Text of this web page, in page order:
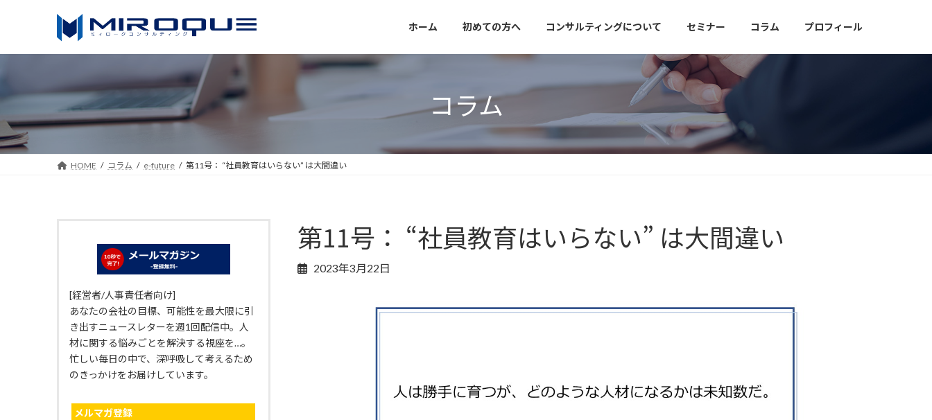
へ
ス
キ
ッ
ョ
ン
に
移
ホーム 初めての方へ コンサルティングについて セミナー コラム プロフィール
コラム
HOME コラム e-future 第11号： “社員教育はいらない” は大間違い
第11号： “社員教育はいらない” は大間違い
2023年3月22日
[経営者/人事責任者向け]
あなたの会社の目標、可能性を最大限に引
き出すニュースレターを週1回配信中。人
材に関する悩みごとを解決する視座を…。
忙しい毎日の中で、深呼吸して考えるため
のきっかけをお届けしています。
メルマガ登録